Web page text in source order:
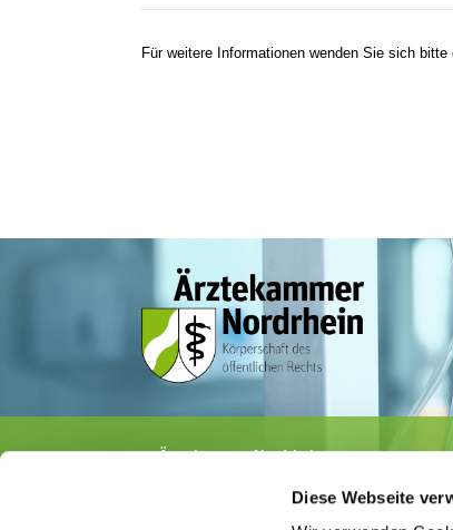
Diese Webseite
Für weitere Informationen wenden Sie sich
Ärztekammer Nordrhein
· Fax 0211 / 4302 2009